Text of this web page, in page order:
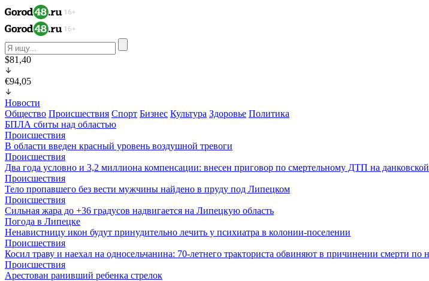
$81,40
€94,05
Новости
Общество Происшествия Спорт Бизнес Культура Здоровье Политика
БПЛА сбиты над областью
Происшествия
В области введен красный уровень воздушной тревоги
Происшествия
Два года условно и 3,2 миллиона компенсации: внесен приговор по смертельному ДТП на данковской
Происшествия
Тело пропавшего без вести мужчины найдено в пруду под Липецком
Происшествия
Сильная жара до +36 градусов надвигается на Липецкую область
Погода в Липецке
Ненавистницу икон будут принудительно лечить у психиатра в колонии-поселении
Происшествия
Косил траву и наехал на односельчанина: 70-летнего тракториста обвиняют в причинении смерти по
Происшествия
Арестован ранивший ребенка стрелок